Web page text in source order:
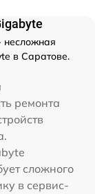
несложная
в Саратове.
ремонта
сложного
в сервис-